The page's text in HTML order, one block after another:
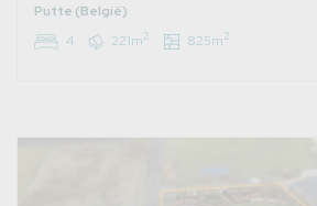
Putte (België)
4
221m2 825m2